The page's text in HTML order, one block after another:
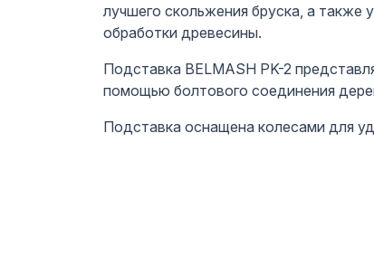
лучшего скольжения бруска, а также
обработки древесины.
Подставка BELMASH PK-2
помощью болтового соединения
Подставка оснащена колесами для